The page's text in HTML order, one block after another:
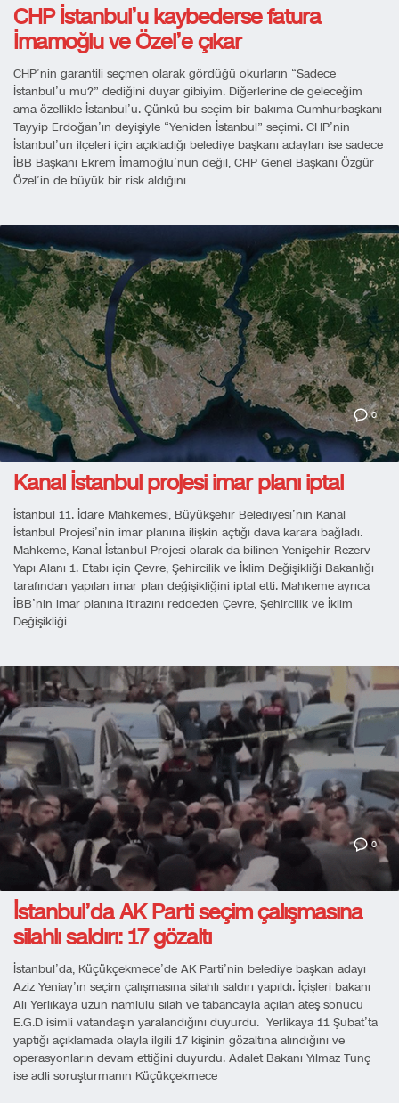
CHP İstanbul’u kaybederse fatura
İmamoğlu ve Özel’e çıkar
CHP’nin garantili seçmen olarak gördüğü okurların “Sadece
İstanbul’u mu?” dediğini duyar gibiyim. Diğerlerine de geleceğim
ama özellikle İstanbul’u. Çünkü bu seçim bir bakıma Cumhurbaşkanı
Tayyip Erdoğan’ın deyişiyle “Yeniden İstanbul” seçimi. CHP’nin
İstanbul’un ilçeleri için açıkladığı belediye başkanı adayları ise sadece
İBB Başkanı Ekrem İmamoğlu’nun değil, CHP Genel Başkanı Özgür
Özel’in de büyük bir risk aldığını
0
Kanal İstanbul projesi imar planı iptal
İstanbul 11. İdare Mahkemesi, Büyükşehir Belediyesi’nin Kanal
İstanbul Projesi’nin imar planına ilişkin açtığı dava karara bağladı.
Mahkeme, Kanal İstanbul Projesi olarak da bilinen Yenişehir Rezerv
Yapı Alanı 1. Etabı için Çevre, Şehircilik ve İklim Değişikliği Bakanlığı
tarafından yapılan imar plan değişikliğini iptal etti. Mahkeme ayrıca
İBB’nin imar planına itirazını reddeden Çevre, Şehircilik ve İklim
Değişikliği
0
İstanbul’da AK Parti seçim çalışmasına
silahlı saldırı: 17 gözaltı
İstanbul’da, Küçükçekmece’de AK Parti’nin belediye başkan adayı
Aziz Yeniay’ın seçim çalışmasına silahlı saldırı yapıldı. İçişleri bakanı
Ali Yerlikaya uzun namlulu silah ve tabancayla açılan ateş sonucu
E.G.D isimli vatandaşın yaralandığını duyurdu. Yerlikaya 11 Şubat’ta
yaptığı açıklamada olayla ilgili 17 kişinin gözaltına alındığını ve
operasyonların devam ettiğini duyurdu. Adalet Bakanı Yılmaz Tunç
ise adli soruşturmanın Küçükçekmece